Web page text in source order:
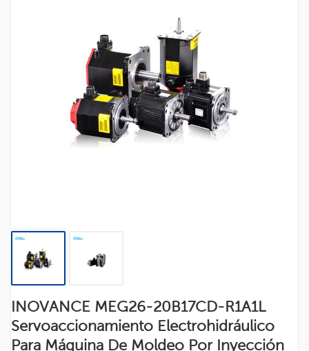
INOVANCE MEG26-20B17CD-R1A1L
Servoaccionamiento Electrohidráulico
Para Máquina De Moldeo Por Inyección